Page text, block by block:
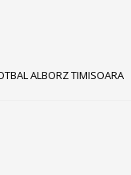
ALBORZ TIMISOARA